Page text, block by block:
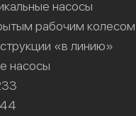
насосы
рабочим колесом
«в линию»
насосы